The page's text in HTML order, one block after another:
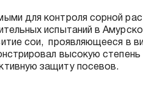
для контроля сорной
испытаний в
сои, проявляющееся в
высокую степень
защиту посевов.